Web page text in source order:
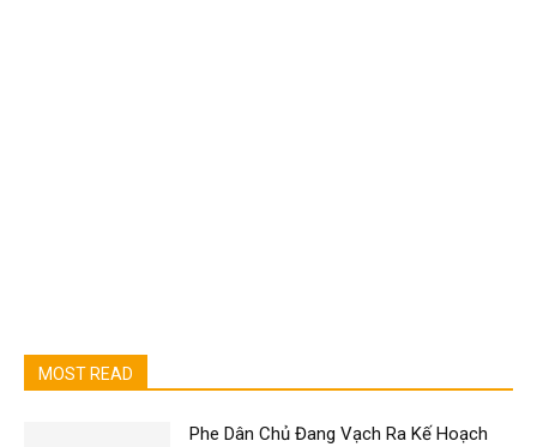
MOST READ
Phe Dân Chủ Đang Vạch Ra Kế Hoạch